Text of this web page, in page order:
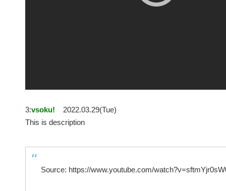
3:vsoku!
2022.03.29(Tue)
This is description
Source: https://www.youtube.com/